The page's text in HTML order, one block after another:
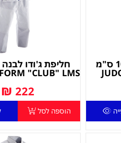
חליפת ג'ודו לבנה 100 ס"מ
"CLUB" LMS
222
₪
הוספה לסל